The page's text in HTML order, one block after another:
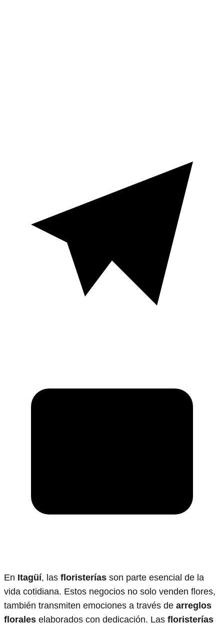
En Itagüí, las floristerías son parte esencial de la
vida cotidiana. Estos negocios no solo venden flores,
también transmiten emociones a través de arreglos
florales elaborados con dedicación. Las floristerías